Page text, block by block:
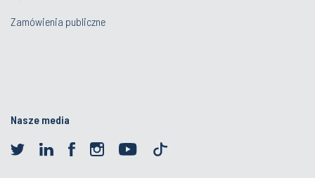
Zamówienia publiczne
Nasze media